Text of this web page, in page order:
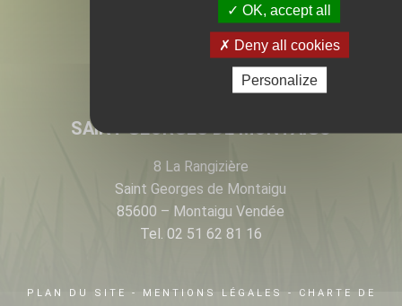
Beauregard
Olonne sur Mer
85340 – Les Sables d’Olonne
Tel. 02 51 62 81 16
SAINT GEORGES DE MONTAIGU
8 La Rangizière
Saint Georges de Montaigu
85600 – Montaigu Vendée
Tel. 02 51 62 81 16
PLAN DU SITE - MENTIONS LÉGALES - CHARTE DE
OK, accept all
Deny all cookies
Personalize